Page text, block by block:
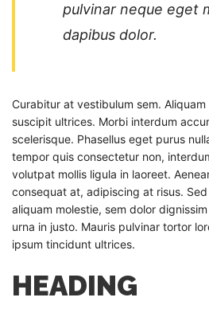
pulvinar neque eget
dapibus dolor.
Curabitur at vestibulum sem.
suscipit ultrices. Morbi interdum
scelerisque. Phasellus eget purus
tempor quis consectetur non,
volutpat mollis ligula in laoreet.
consequat at, adipiscing at risus.
aliquam molestie, sem dolor
urna in justo. Mauris pulvinar tortor
ipsum tincidunt ultrices.
HEADING